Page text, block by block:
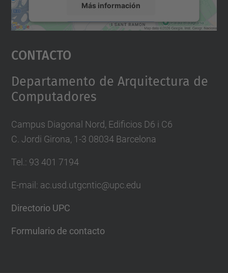
Más información
Aceptar
powered by
Contacto
Departamento de Arquitectura de
Computadores
Campus Diagonal Nord, Edificios D6 i C6
C. Jordi Girona, 1-3 08034 Barcelona
Tel.: 93 401 7194
E-mail: ac.usd.utgcntic@upc.edu
Directorio UPC
Formulario de contacto